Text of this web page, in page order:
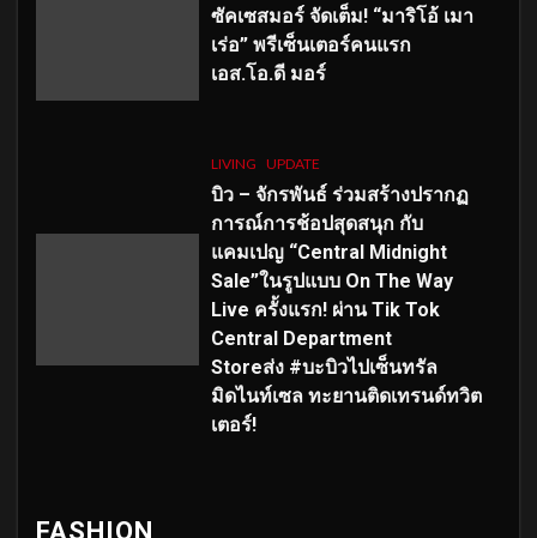
ซัคเซสมอร์ จัดเต็ม! “มาริโอ้ เมา
เร่อ” พรีเซ็นเตอร์คนแรก
เอส.โอ.ดี มอร์
LIVING UPDATE
บิว – จักรพันธ์ ร่วมสร้างปรากฏ
การณ์การช้อปสุดสนุก กับ
แคมเปญ “Central Midnight
Sale”ในรูปแบบ On The Way
Live ครั้งแรก! ผ่าน Tik Tok
Central Department
Storeส่ง #บะบิวไปเซ็นทรัล
มิดไนท์เซล ทะยานติดเทรนด์ทวิต
เตอร์!
FASHION